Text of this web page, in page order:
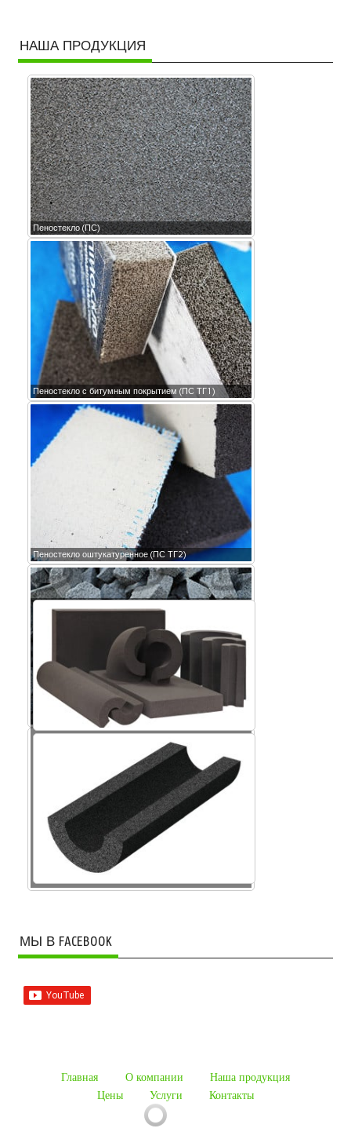
НАША ПРОДУКЦИЯ
Пеностекло (ПС)
Пеностекло с битумным покрытием (ПС ТГ1)
Пеностекло оштукатуренное (ПС ТГ2)
Крошка пеностекла
МЫ В FACEBOOK
Главная О компании
Наша продукция
Цены
Услуги Контакты